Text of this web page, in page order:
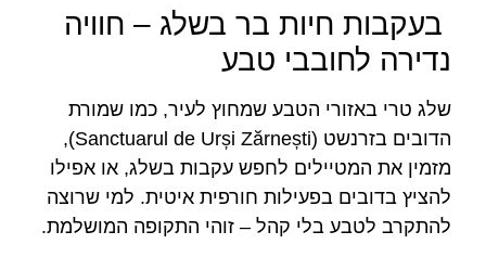
בעקבות חיות בר בשלג – חוויה
נדירה לחובבי טבע
שלג טרי באזורי הטבע שמחוץ לעיר, כמו שמורת
הדובים בזרנשט (Sanctuarul de Urși Zărnești),
מזמין את המטיילים לחפש עקבות בשלג, או אפילו
להציץ בדובים בפעילות חורפית איטית. למי שרוצה
להתקרב לטבע בלי קהל – זוהי התקופה המושלמת.